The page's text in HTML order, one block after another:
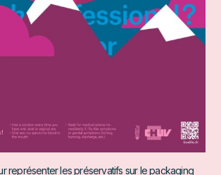
représenter les préservatifs sur le packaging